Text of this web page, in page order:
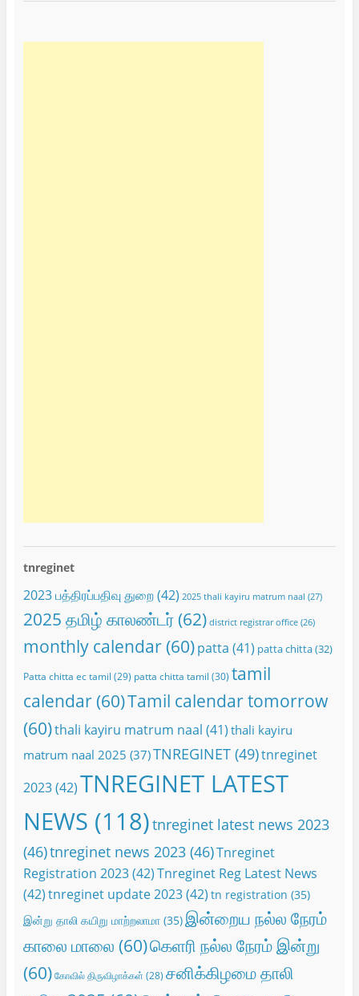
tnreginet
2023 பத்திரப்பதிவு துறை(42) 2025 thali kayiru matrum naal (27)
2025 தமிழ் காலண்டர்(62) district registrar office(26)
monthly calendar(60) patta (41) patta chitta(32)
Patta chitta ec tamil (29) patta chitta tamil (30) tamil
calendar(60)Tamil calendar tomorrow
(60)thali kayiru matrum naal (41) thali kayiru
matrum naal 2025 (37)TNREGINET(49)tnreginet
2023(42)TNREGINET LATEST
NEWS (118)tnreginet latest news 2023
(46)tnreginet news 2023(46)Tnreginet
Registration 2023(42)Tnreginet Reg Latest News
(42)tnreginet update 2023(42) tn registration (35)
இன்று தாலி கயிறு மாற்றலாமா(35)இன்றைய நல்ல நேரம்
காலை மாலை (60)கெளரி நல்ல நேரம் இன்று
(60) கோவில் திருவிழாக்கள் (28) சனிக்கிழமை தாலி